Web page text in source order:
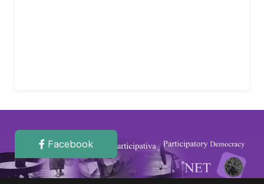
Facebook